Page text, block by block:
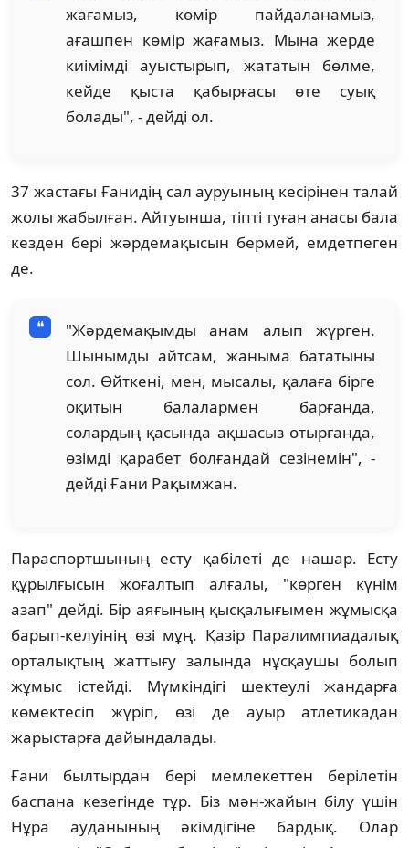
жағамыз, көмір пайдаланамыз,
ағашпен көмір жағамыз. Мына жерде
киімімді ауыстырып, жататын бөлме,
кейде қыста қабырғасы өте суық
болады", - дейді ол.
37 жастағы Ғанидің сал ауруының кесірінен талай
жолы жабылған. Айтуынша, тіпті туған анасы бала
кезден бері жәрдемақысын бермей, емдетпеген
де.
"Жәрдемақымды анам алып жүрген.
Шынымды айтсам, жаныма бататыны
сол. Өйткені, мен, мысалы, қалаға бірге
оқитын балалармен барғанда,
солардың қасында ақшасыз отырғанда,
өзімді қарабет болғандай сезінемін", -
дейді Ғани Рақымжан.
Параспортшының есту қабілеті де нашар. Есту
құрылғысын жоғалтып алғалы, "көрген күнім
азап" дейді. Бір аяғының қысқалығымен жұмысқа
барып-келуінің өзі мұң. Қазір Паралимпиадалық
орталықтың жаттығу залында нұсқаушы болып
жұмыс істейді. Мүмкіндігі шектеулі жандарға
көмектесіп жүріп, өзі де ауыр атлетикадан
жарыстарға дайындалады.
Ғани былтырдан бері мемлекеттен берілетін
баспана кезегінде тұр. Біз мән-жайын білу үшін
Нұра ауданының әкімдігіне бардық. Олар